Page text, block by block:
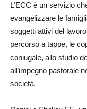
L’ECC è un servizio
evangelizzare le
soggetti attivi del
percorso a tappe, le
coniugale, allo studio
all’impegno pastorale
società.